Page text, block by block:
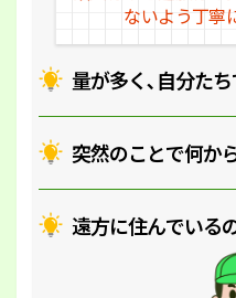
量が多く､自分た
突然のことで何か
遠方に住んでいる
ないよう丁寧